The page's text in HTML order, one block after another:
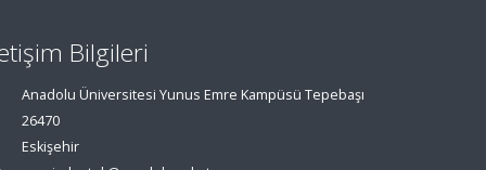
Bilgileri
Anadolu Üniversitesi Yunus Emre Kampüsü Tepebaşı
26470
Eskişehir